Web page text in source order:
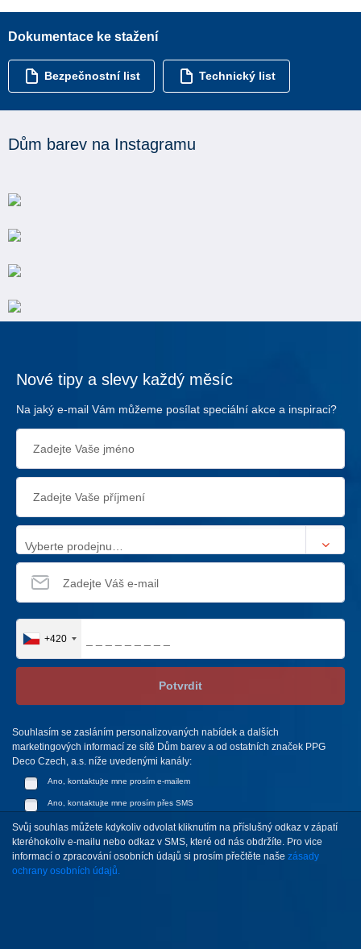
Dokumentace ke stažení
Bezpečnostní list Technický list
Dům barev na Instagramu
Nové tipy a slevy každý měsíc
Na jaký e-mail Vám můžeme posílat speciální akce a inspiraci?
Vyberte prodejnu…
+420
Potvrdit
Souhlasím se zasláním personalizovaných nabídek a dalších
marketingových informací ze sítě Dům barev a od ostatních značek PPG
Deco Czech, a.s. níže uvedenými kanály:
Ano, kontaktujte mne prosím e-mailem
Ano, kontaktujte mne prosím přes SMS
Svůj souhlas můžete kdykoliv odvolat kliknutím na příslušný odkaz v zápatí
kteréhokoliv e-mailu nebo odkaz v SMS, které od nás obdržíte. Pro vice
informací o zpracování osobních údajů si prosím přečtěte naše zásady
ochrany osobních údajů.